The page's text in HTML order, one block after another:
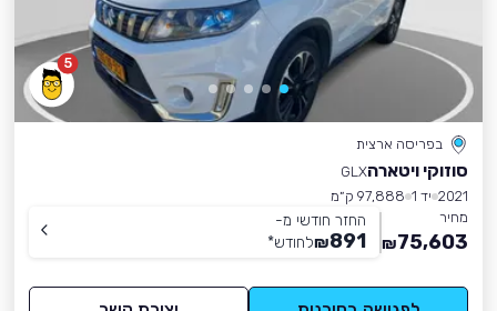
5
בפריסה ארצית
סוזוקי ויטארהGLX
2021 יד 1
97,888 ק״מ
מחיר
75,603
₪
החזר חודשי מ-
891
₪לחודש*